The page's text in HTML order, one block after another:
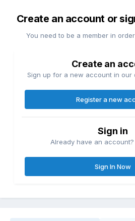
Create an account or
You need to be a member in
Create an
Sign up for a new account in our
Register a new
Sign in
Already have an account?
Sign In Now